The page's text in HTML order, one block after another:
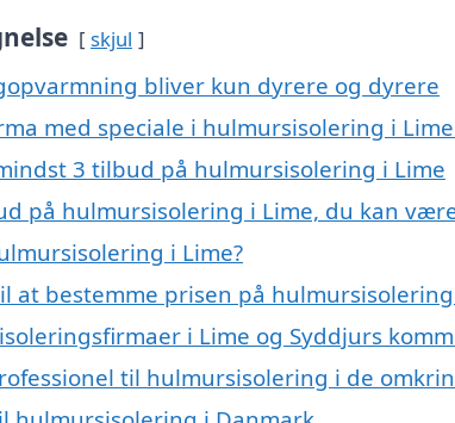
skjul
bliver kun dyrere og dyrere
med speciale i hulmursisolering i
3 tilbud på hulmursisolering i Lime
på hulmursisolering i Lime, du kan
i Lime?
at bestemme prisen på hulmursisolering
i Lime og Syddjurs
til hulmursisolering i de